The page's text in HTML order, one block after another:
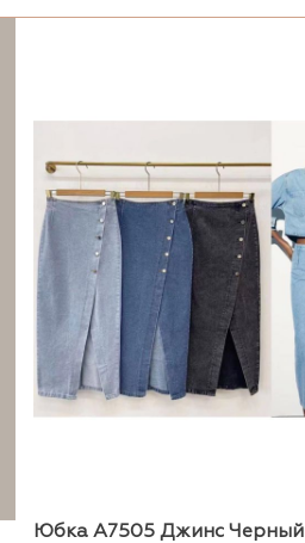
Юбка А7505 Джинс Черный